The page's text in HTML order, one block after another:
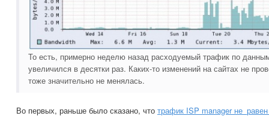
То есть, примерно неделю назад расходуемый трафик по
увеличился в десятки раз. Каких-то изменений на сайтах не
тоже значительно не менялась.
Во первых, раньше было сказано, что трафик ISP manager